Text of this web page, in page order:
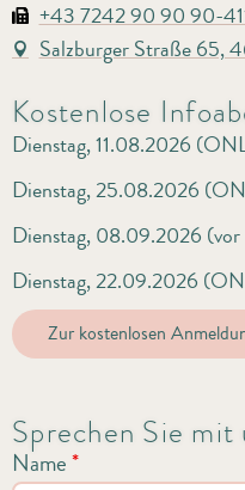
+43 7242 90 90 90-
Salzburger Straße 65,
Kostenlose
Dienstag, 11.08.2026
Dienstag, 25.08.2026
Dienstag, 08.09.2026
Dienstag, 22.09.2026
Zur kostenlosen
Sprechen Sie mit
Name*